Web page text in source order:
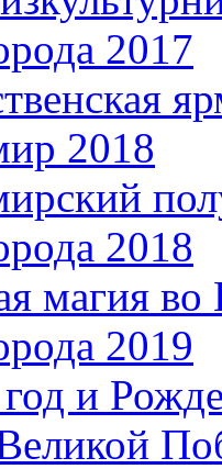
2017
2018
2018
магия во
2019
и